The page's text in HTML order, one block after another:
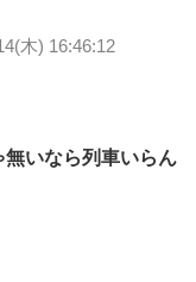
木) 16:46:12
いなら列車いらん